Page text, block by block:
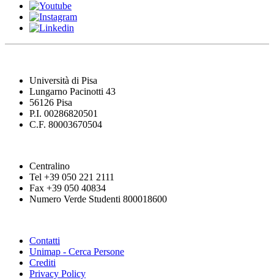
Università di Pisa
Lungarno Pacinotti 43
56126 Pisa
P.I. 00286820501
C.F. 80003670504
Centralino
Tel +39 050 221 2111
Fax +39 050 40834
Numero Verde Studenti 800018600
Contatti
Unimap - Cerca Persone
Crediti
Privacy Policy